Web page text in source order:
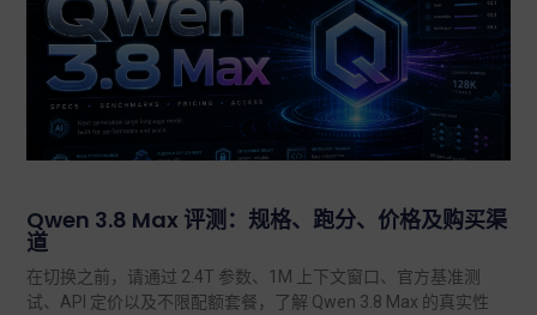
Qwen 3.8 Max 评测：规格、跑分、价格及购买渠
道
在切换之前，请通过 2.4T 参数、1M 上下文窗口、官方基准测
试、API 定价以及不限配额套餐，了解 Qwen 3.8 Max 的真实性